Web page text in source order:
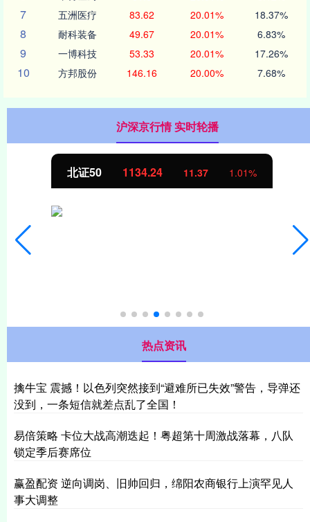
7 五洲医疗 83.62 20.01% 18.37%
8 耐科装备 49.67 20.01% 6.83%
9 一博科技 53.33 20.01% 17.26%
10 方邦股份 146.16 20.00% 7.68%
沪深京行情 实时轮播
北证50 1134.24 11.37 1.01%
热点资讯
擒牛宝 震撼！以色列突然接到“避难所已失效”警告，导弹还
没到，一条短信就差点乱了全国！
易倍策略 卡位大战高潮迭起！粤超第十周激战落幕，八队
锁定季后赛席位
赢盈配资 逆向调岗、旧帅回归，绵阳农商银行上演罕见人
事大调整